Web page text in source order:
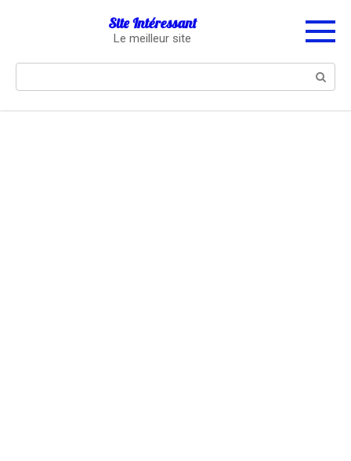
Site Intéressant
Le meilleur site